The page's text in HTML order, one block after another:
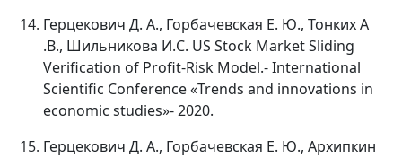
Герцекович Д. А., Горбачевская Е. Ю., ТонкихА
.В., Шильникова И.С. US Stock Market Sliding
Verification of Profit-Risk Model.-International
Scientific Conference «Trends and innovations in
economic studies»- 2020.
Герцекович Д. А., Горбачевская Е. Ю., Архипкин